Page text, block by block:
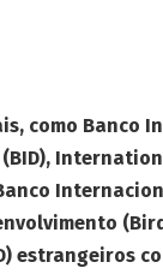
como Banco
estrangeiros